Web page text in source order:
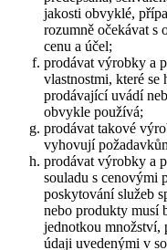
jakosti obvyklé,
rozumně očekávat s
cenu a účel;
prodávat výrobky a
vlastnostmi, které
prodávající uvádí
obvykle používá;
prodávat takové
vyhovují
prodávat výrobky a
souladu s cenovými
poskytování služeb
nebo produkty musí
jednotkou množství,
údaji uvedenými v